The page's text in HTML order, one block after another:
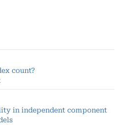
count?
in independent component